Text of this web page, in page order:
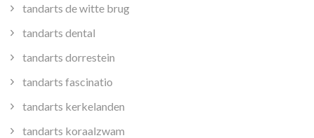
tandarts de witte brug
tandarts dental
tandarts dorrestein
tandarts fascinatio
tandarts kerkelanden
tandarts koraalzwam